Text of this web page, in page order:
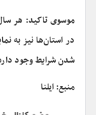
موسوی تاکید: هر
در استان‌ها نیز به
شدن شرایط وجود
منبع: ایلنا